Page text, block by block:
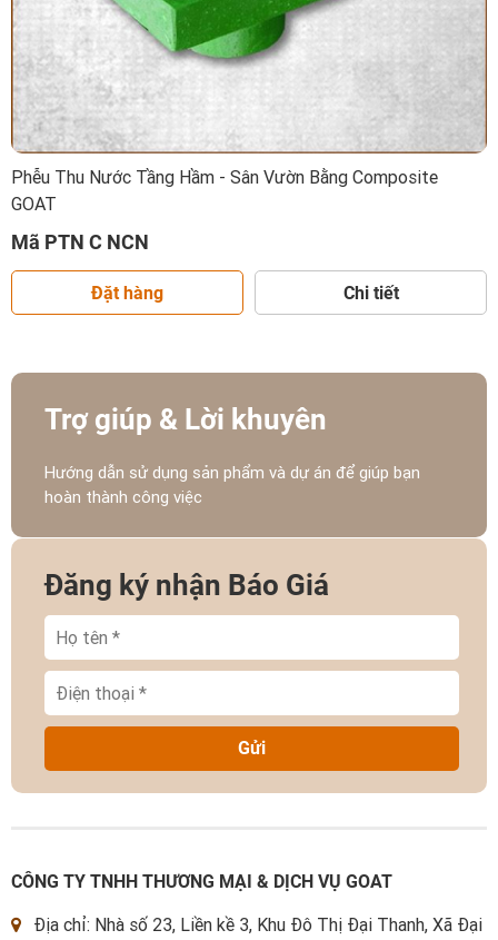
Phễu Thu Nước Tầng Hầm - Sân Vườn Bằng Composite
GOAT
Mã PTN C NCN
Đặt hàng Chi tiết
Trợ giúp & Lời khuyên
Hướng dẫn sử dụng sản phẩm và dự án để giúp bạn
hoàn thành công việc
Đăng ký nhận Báo Giá
Gửi
CÔNG TY TNHH THƯƠNG MẠI & DỊCH VỤ GOAT
Địa chỉ: Nhà số 23, Liền kề 3, Khu Đô Thị Đại Thanh, Xã Đại